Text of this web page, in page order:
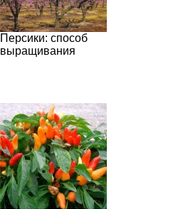
Персики: способ
выращивания